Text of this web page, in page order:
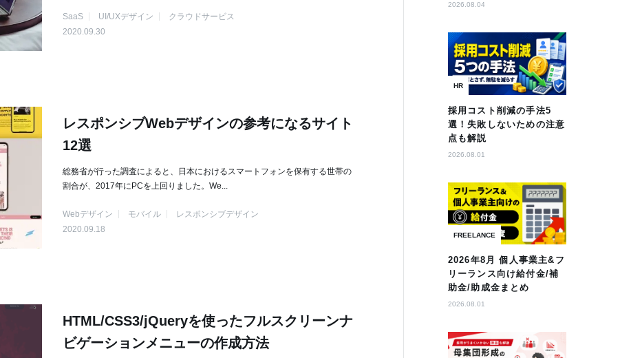
SaaS UI/UXデザイン
クラウドサービス
2020.09.30
レスポンシブWebデザインの参考になるサイト
12選
総務省が行った調査によると、日本におけるスマートフォンを保有する世帯の
割合が、2017年にPCを上回りました。We...
Webデザイン モバイル
レスポンシブデザイン
2020.09.18
HTML/CSS3/jQueryを使ったフルスクリーンナ
ビゲーションメニューの作成方法
2026.08.04
HR
採用コスト削減の手法5
選！失敗しないための注意
点も解説
2026.08.01
FREELANCE
2026年8月 個人事業主&フ
リーランス向け給付金/補
助金/助成金まとめ
2026.08.01